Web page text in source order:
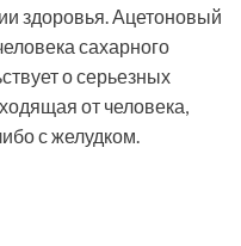
здоровья. Ацетоновый
сахарного
о серьезных
от человека,
с желудком.